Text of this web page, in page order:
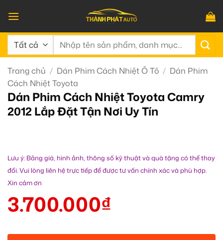
qua
nội
dung
Tìm
Trang chủ / Dán Phim Cách Nhiệt Ô Tô / Dán Phim
Cách Nhiệt Toyota
Dán Phim Cách Nhiệt Toyota Camry
2012 Lắp Đặt Tận Nơi Uy Tín
Lưu ý: Bảng giá, hình ảnh, thông số kỹ thuật và quà tặng có thể thay
đổi. Vui lòng liên hệ trực tiếp để được tư vấn chính xác và phù hợp.
Xin cảm ơn
3.700.000₫